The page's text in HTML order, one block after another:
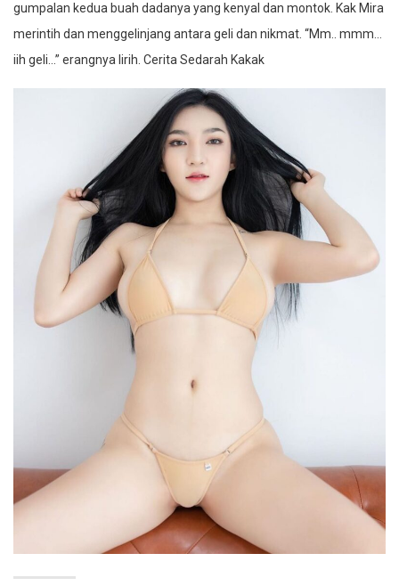
gumpalan kedua buah dadanya yang kenyal dan montok. Kak Mira
merintih dan menggelinjang antara geli dan nikmat. “Mm.. mmm…
iih geli…” erangnya lirih. Cerita Sedarah Kakak